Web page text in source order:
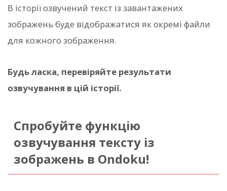
В історії озвучений текст із завантажених
зображень буде відображатися як окремі файли
для кожного зображення.
Будь ласка, перевіряйте результати
озвучування в цій історії.
Спробуйте функцію
озвучування тексту із
зображень в Ondoku!